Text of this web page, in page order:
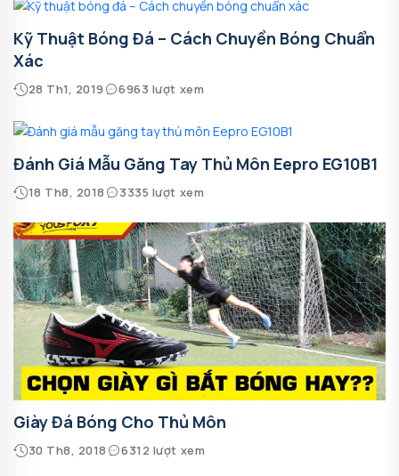
Kỹ Thuật Bóng Đá – Cách Chuyền Bóng Chuẩn
Xác
28 Th1, 2019 6963 lượt xem
Đánh Giá Mẫu Găng Tay Thủ Môn Eepro EG10B1
18 Th8, 2018 3335 lượt xem
Giày Đá Bóng Cho Thủ Môn
30 Th8, 2018 6312 lượt xem